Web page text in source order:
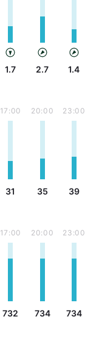
1.7 2.7 1.4
17:00
31
20:00
35
23:00
39
17:00
732
20:00
734
23:00
734